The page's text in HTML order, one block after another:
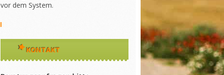
vor dem System.
KONTAKT